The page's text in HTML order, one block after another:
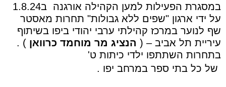
במסגרת הפעילות למען הקהילה אורגנה
ב1.8.24
על ידי ארגון "שפים ללא גבולות" תחרות מאסטר
שף לנוער במרכז קהילתי ערבי יהודי ביפו בשיתוף
עיריית תל אביב – ( הנציג מר מוחמד כרוואן ) .
בתחרות השתתפו ילדי כיתות ט'
של כל בתי ספר במרחב יפו .